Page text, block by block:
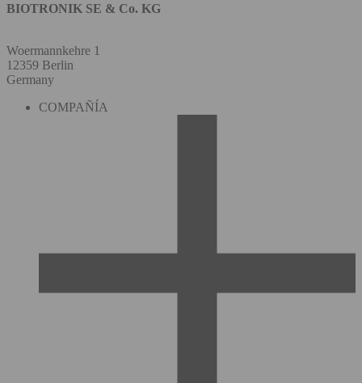
BIOTRONIK SE & Co. KG
Woermannkehre 1
12359 Berlin
Germany
COMPAÑÍA